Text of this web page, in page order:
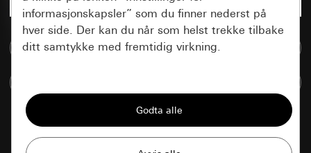
Til mediadatabase
renhvit glans 1314 03
informasjonskapsler” som du finner nederst på
hver side. Der kan du når som helst trekke tilbake
ditt samtykke med fremtidig virkning.
Alle informasjonskapslene vi trenger for å
kunne vise deg siden.